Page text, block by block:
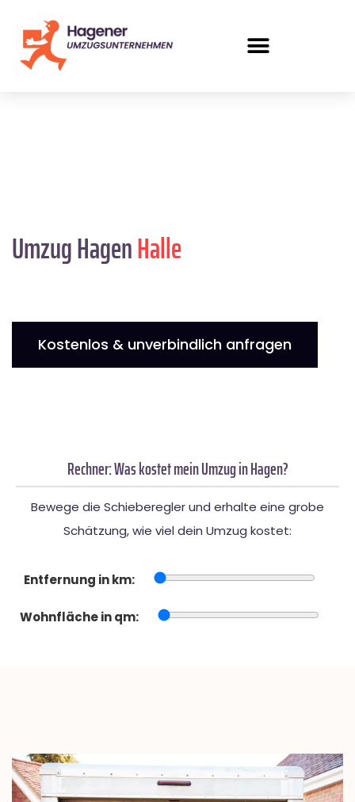
Umzug HagenHalle
Kostenlos & unverbindlich anfragen
Rechner: Was kostet mein Umzug in Hagen?
Bewege die Schieberegler und erhalte eine grobe
Schätzung, wie viel dein Umzug kostet:
Entfernung in km:
Wohnfläche in qm: